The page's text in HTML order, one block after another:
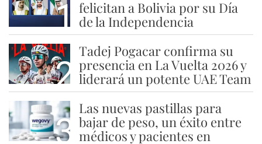
1 felicitan a Bolivia por su Día
de la Independencia
2
Tadej Pogacar confirma su
presencia en La Vuelta 2026 y
liderará un potente UAE Team
3
Las nuevas pastillas para
bajar de peso, un éxito entre
médicos y pacientes en